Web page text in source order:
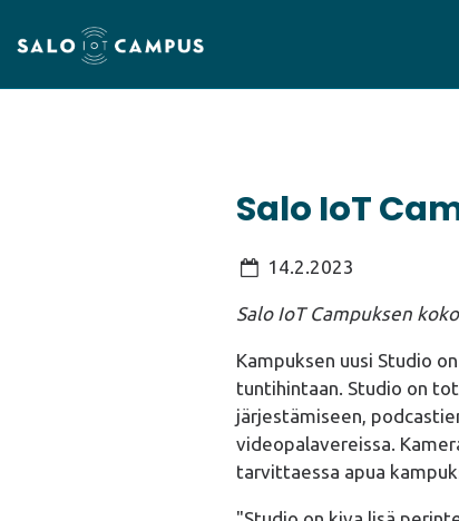
Salo IoT
14.2.2023
Salo IoT Campuksen
Kampuksen uusi Studio
tuntihintaan. Studio on
järjestämiseen,
videopalavereissa.
tarvittaessa apua